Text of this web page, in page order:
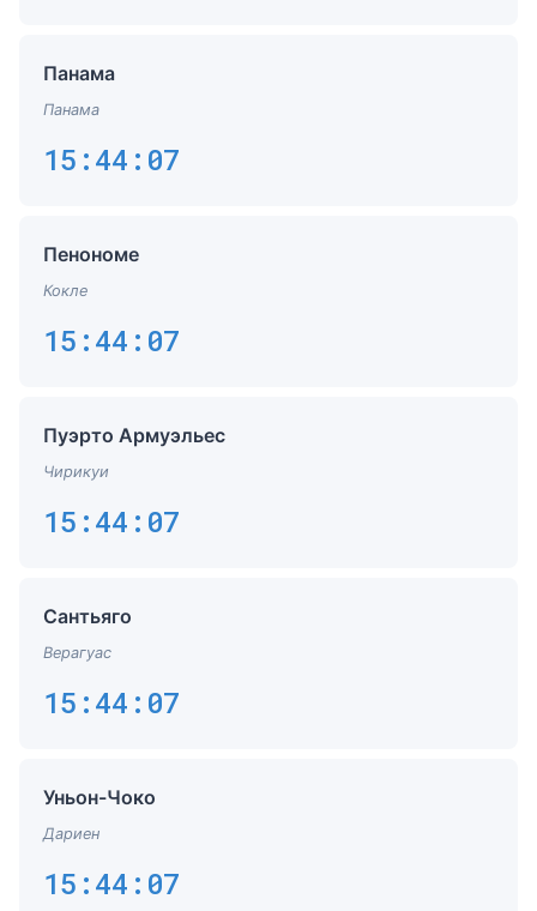
Панама
Панама
15:44:07
Пенономе
Кокле
15:44:07
Пуэрто Армуэльес
Чирикуи
15:44:07
Сантьяго
Верагуас
15:44:07
Уньон-Чоко
Дариен
15:44:07